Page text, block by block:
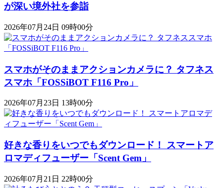
が深い境外社を参詣
2026年07月24日 09時00分
スマホがそのままアクションカメラに？ タフネス
スマホ「FOSSiBOT F116 Pro」
2026年07月23日 13時00分
好きな香りをいつでもダウンロード！ スマートア
ロマディフューザー「Scent Gem」
2026年07月21日 22時00分